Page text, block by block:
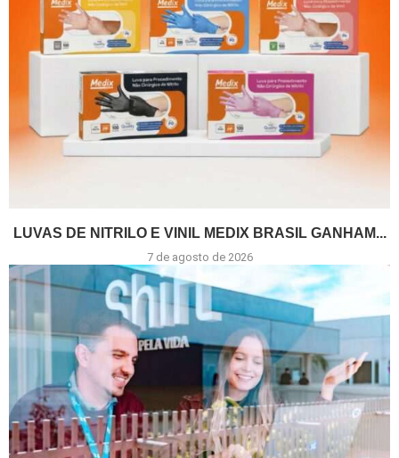
LUVAS DE NITRILO E VINIL MEDIX BRASIL GANHAM...
7 de agosto de 2026